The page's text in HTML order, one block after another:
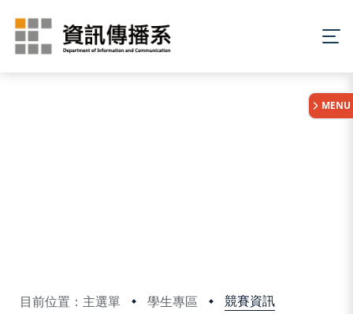
目前位置：主選單 學生專區 競賽資訊
MENU